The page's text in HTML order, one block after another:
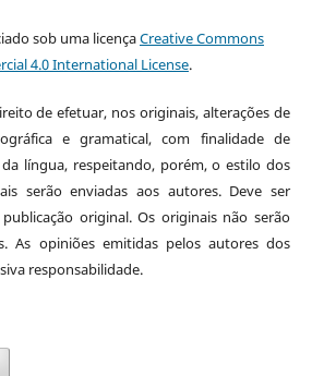
sob uma licençaCreative Commons
4.0 International License.
de efetuar, nos originais, alterações de
e gramatical, com finalidade de
língua, respeitando, porém, o estilo dos
serão enviadas aos autores. Deve ser
original. Os originais não serão
As opiniões emitidas pelos autores dos
responsabilidade.